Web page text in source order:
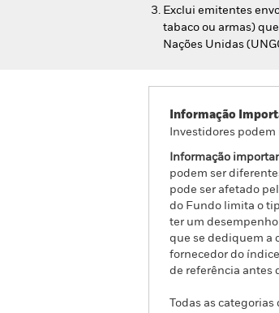
Exclui emitentes
tabaco ou armas)
Nações Unidas
Informação
Investidores
Informação
podem ser
pode ser afetado
do Fundo limita o
ter um
que se dediquem a
fornecedor do
de referência antes
Todas as